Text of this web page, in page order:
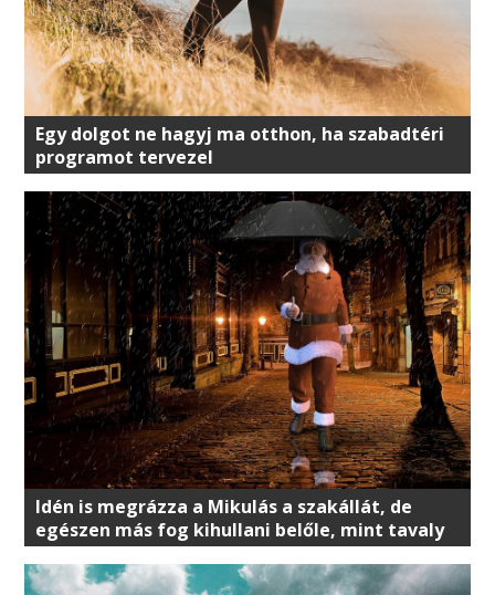
Egy dolgot ne hagyj ma otthon, ha szabadtéri
programot tervezel
Idén is megrázza a Mikulás a szakállát, de
egészen más fog kihullani belőle, mint tavaly